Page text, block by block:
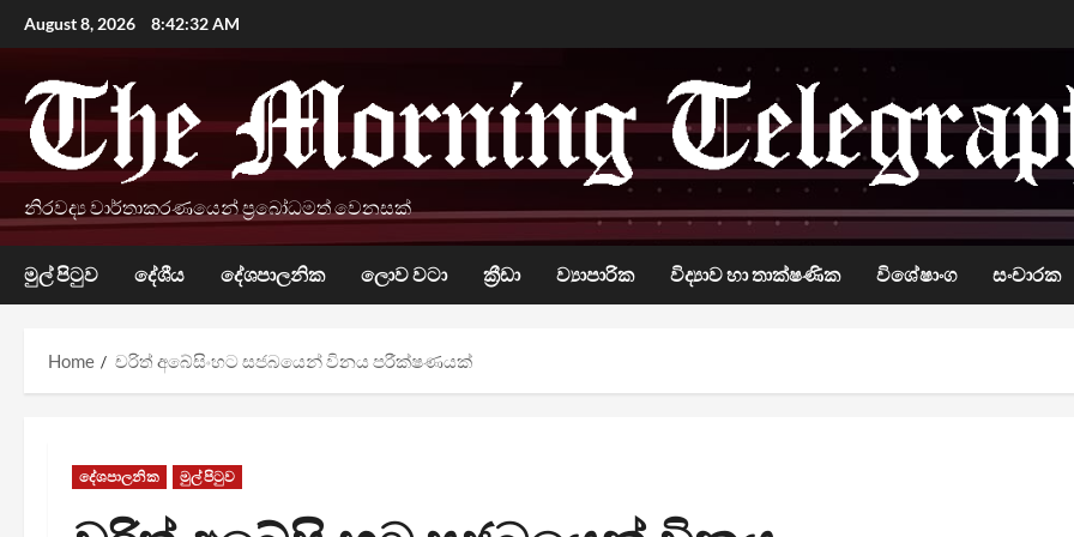
Skip
to
content
August 8, 2026 8:42:33 AM
නිරවද්‍ය වාර්තාකරණයෙන් ප්‍රබෝධමත් වෙනසක්
මුල් පිටුව දේශීය දේශපාලනික ලොව වටා ක්‍රීඩා ව්‍යාපාරික විද්‍යාව හා තාක්ෂණික විශේෂාංග සංචාරක
Home චරිත් අබේසිංහට සජබයෙන් විනය පරීක්ෂණයක්
දේශපාලනික මුල් පිටුව